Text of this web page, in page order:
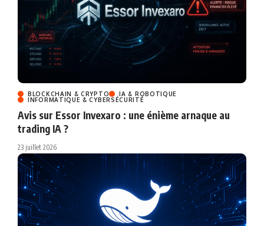
BLOCKCHAIN & CRYPTO
IA & ROBOTIQUE
INFORMATIQUE & CYBERSÉCURITÉ
Avis sur Essor Invexaro : une énième arnaque au
trading IA ?
23 juillet 2026